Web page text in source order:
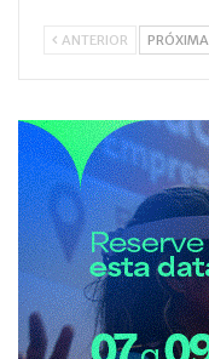
ANTERIOR PRÓXIMA